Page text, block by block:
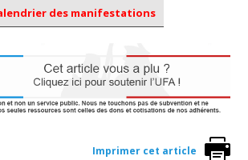
des manifestations
Imprimer cet article